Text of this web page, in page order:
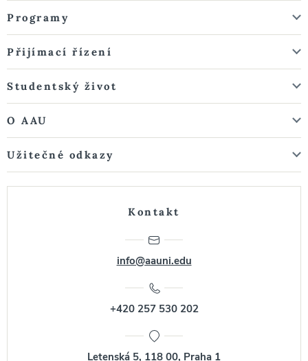
Programy
Přijímací řízení
Studentský život
O AAU
Užitečné odkazy
Kontakt
info@aauni.edu
+420 257 530 202
Letenská 5, 118 00, Praha 1